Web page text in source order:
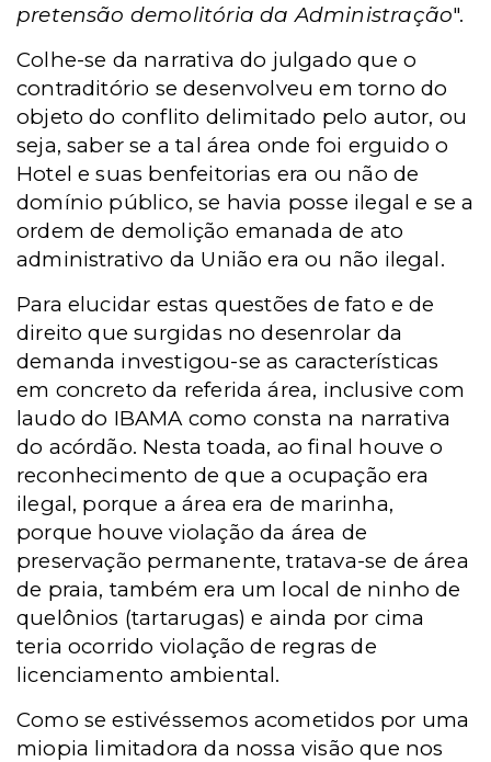
pretensão demolitória da Administração".
Colhe-se da narrativa do julgado que o
contraditório se desenvolveu em torno do
objeto do conflito delimitado pelo autor, ou
seja, saber se a tal área onde foi erguido o
Hotel e suas benfeitorias era ou não de
domínio público, se havia posse ilegal e se a
ordem de demolição emanada de ato
administrativo da União era ou não ilegal.
Para elucidar estas questões de fato e de
direito que surgidas no desenrolar da
demanda investigou-se as características
em concreto da referida área, inclusive com
laudo do IBAMA como consta na narrativa
do acórdão. Nesta toada, ao final houve o
reconhecimento de que a ocupação era
ilegal, porque a área era de marinha,
porque houve violação da área de
preservação permanente, tratava-se de área
de praia, também era um local de ninho de
quelônios (tartarugas) e ainda por cima
teria ocorrido violação de regras de
licenciamento ambiental.
Como se estivéssemos acometidos por uma
miopia limitadora da nossa visão que nos